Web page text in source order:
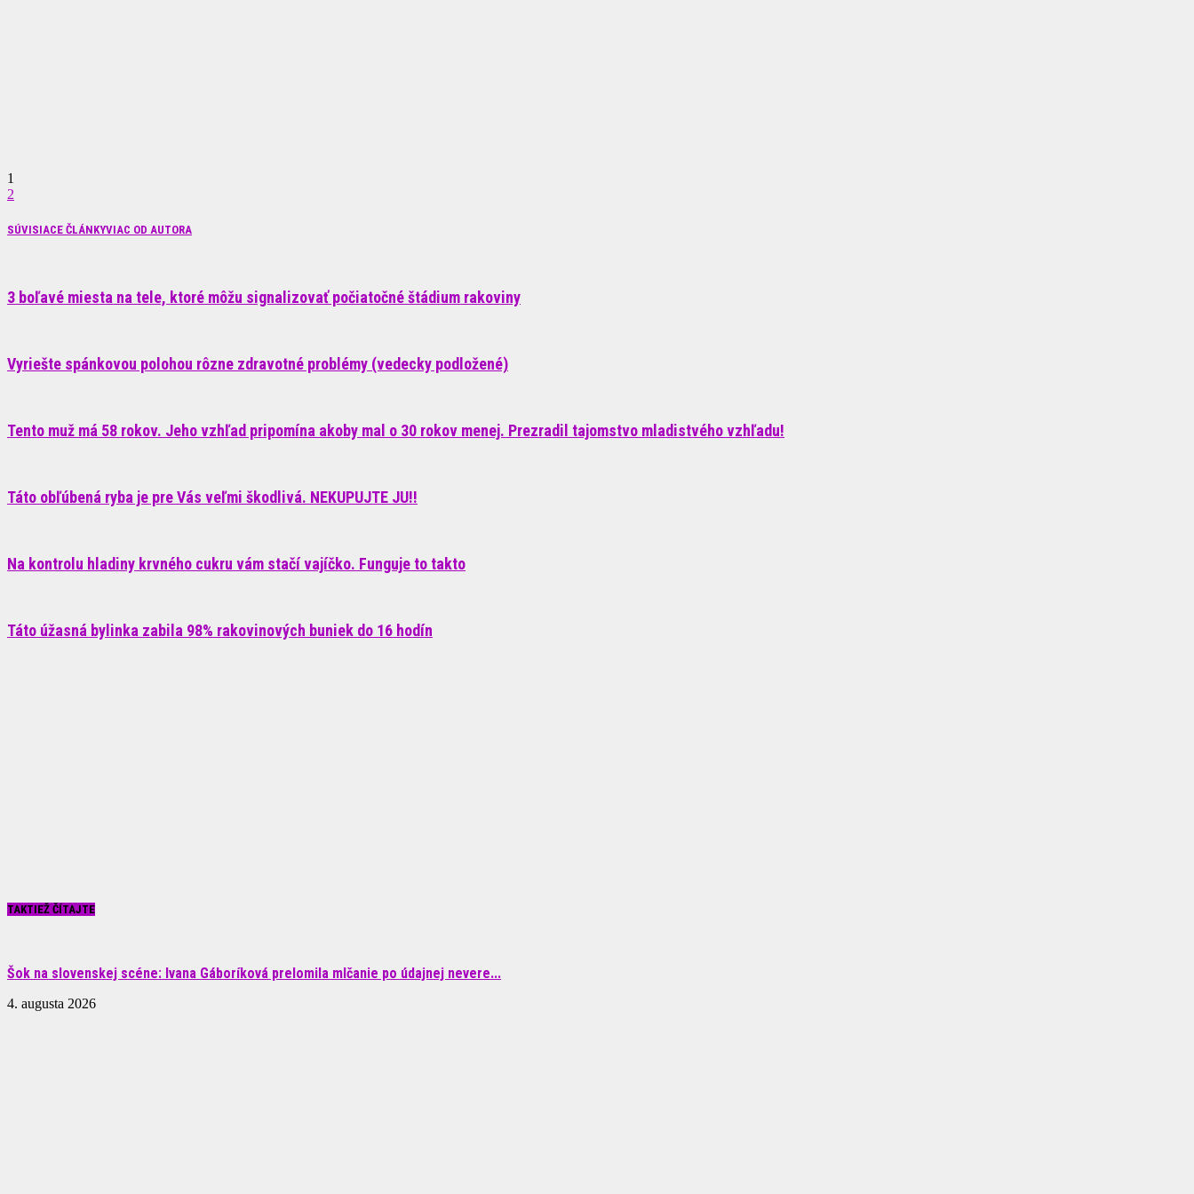
1
2
SÚVISIACE ČLÁNKYVIAC OD AUTORA
3 boľavé miesta na tele, ktoré môžu signalizovať počiatočné štádium rakoviny
Vyriešte spánkovou polohou rôzne zdravotné problémy (vedecky podložené)
Tento muž má 58 rokov. Jeho vzhľad pripomína akoby mal o 30 rokov menej. Prezradil tajomstvo mladistvého vzhľadu!
Táto obľúbená ryba je pre Vás veľmi škodlivá. NEKUPUJTE JU!!
Na kontrolu hladiny krvného cukru vám stačí vajíčko. Funguje to takto
Táto úžasná bylinka zabila 98% rakovinových buniek do 16 hodín
TAKTIEŽ ČÍTAJTE
Šok na slovenskej scéne: Ivana Gáboríková prelomila mlčanie po údajnej nevere...
4. augusta 2026